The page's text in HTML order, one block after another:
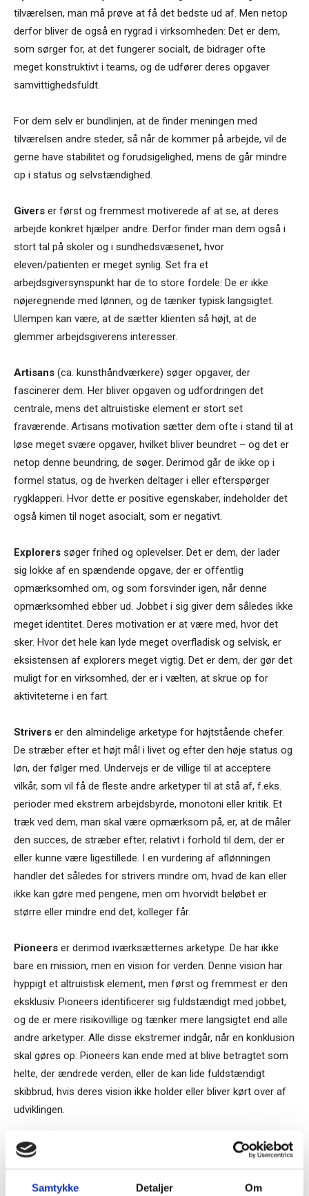
Samtykke Detaljer Om
tilværelsen, man må prøve at få det bedste ud af. Men netop
derfor bliver de også en rygrad i virksomheden: Det er dem,
som sørger for, at det fungerer socialt, de bidrager ofte
meget konstruktivt i teams, og de udfører deres opgaver
samvittighedsfuldt.
For dem selv er bundlinjen, at de finder meningen med
tilværelsen andre steder, så når de kommer på arbejde, vil de
gerne have stabilitet og forudsigelighed, mens de går mindre
op i status og selvstændighed.
Givers er først og fremmest motiverede af at se, at deres
arbejde konkret hjælper andre. Derfor finder man dem også i
stort tal på skoler og i sundhedsvæsenet, hvor
eleven/patienten er meget synlig. Set fra et
arbejdsgiversynspunkt har de to store fordele: De er ikke
nøjeregnende med lønnen, og de tænker typisk langsigtet.
Ulempen kan være, at de sætter klienten så højt, at de
glemmer arbejdsgiverens interesser.
Artisans (ca. kunsthåndværkere) søger opgaver, der
fascinerer dem. Her bliver opgaven og udfordringen det
centrale, mens det altruistiske element er stort set
fraværende. Artisans motivation sætter dem ofte i stand til at
løse meget svære opgaver, hvilket bliver beundret – og det er
netop denne beundring, de søger. Derimod går de ikke op i
formel status, og de hverken deltager i eller efterspørger
rygklapperi. Hvor dette er positive egenskaber, indeholder det
også kimen til noget asocialt, som er negativt.
Explorers søger frihed og oplevelser. Det er dem, der lader
sig lokke af en spændende opgave, der er offentlig
opmærksomhed om, og som forsvinder igen, når denne
opmærksomhed ebber ud. Jobbet i sig giver dem således ikke
meget identitet. Deres motivation er at være med, hvor det
sker. Hvor det hele kan lyde meget overfladisk og selvisk, er
eksistensen af explorers meget vigtig. Det er dem, der gør det
muligt for en virksomhed, der er i vælten, at skrue op for
aktiviteterne i en fart.
Strivers er den almindelige arketype for højtstående chefer.
De stræber efter et højt mål i livet og efter den høje status og
løn, der følger med. Undervejs er de villige til at acceptere
vilkår, som vil få de fleste andre arketyper til at stå af, f.eks.
perioder med ekstrem arbejdsbyrde, monotoni eller kritik. Et
træk ved dem, man skal være opmærksom på, er, at de måler
den succes, de stræber efter, relativt i forhold til dem, der er
eller kunne være ligestillede. I en vurdering af aflønningen
handler det således for strivers mindre om, hvad de kan eller
ikke kan gøre med pengene, men om hvorvidt beløbet er
større eller mindre end det, kolleger får.
Pioneers er derimod iværksætternes arketype. De har ikke
bare en mission, men en vision for verden. Denne vision har
hyppigt et altruistisk element, men først og fremmest er den
eksklusiv. Pioneers identificerer sig fuldstændigt med jobbet,
og de er mere risikovillige og tænker mere langsigtet end alle
andre arketyper. Alle disse ekstremer indgår, når en konklusion
skal gøres op: Pioneers kan ende med at blive betragtet som
helte, der ændrede verden, eller de kan lide fuldstændigt
skibbrud, hvis deres vision ikke holder eller bliver kørt over af
udviklingen.
Sten Thorup Kristensen
TAGS arketyper ledelse/05 nyansættelser